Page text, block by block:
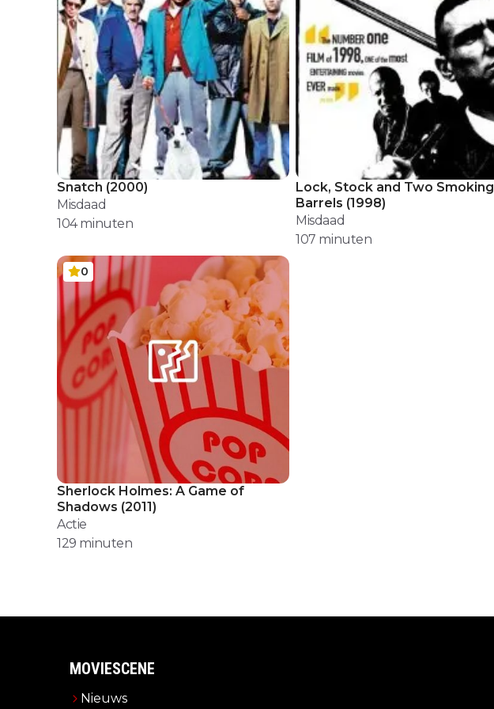
Snatch (2000)
Misdaad
104minuten
Lock, Stock and Two Smoking
Barrels (1998)
Misdaad
107 minuten
0
Sherlock Holmes: A Game of
Shadows (2011)
Actie
129 minuten
MOVIESCENE
Nieuws